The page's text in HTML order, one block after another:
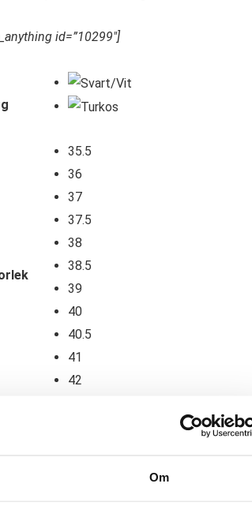
Om
id=”10299″]
35.5
36
37
37.5
38
38.5
39
40
40.5
41
42
Lägg till i varukorg